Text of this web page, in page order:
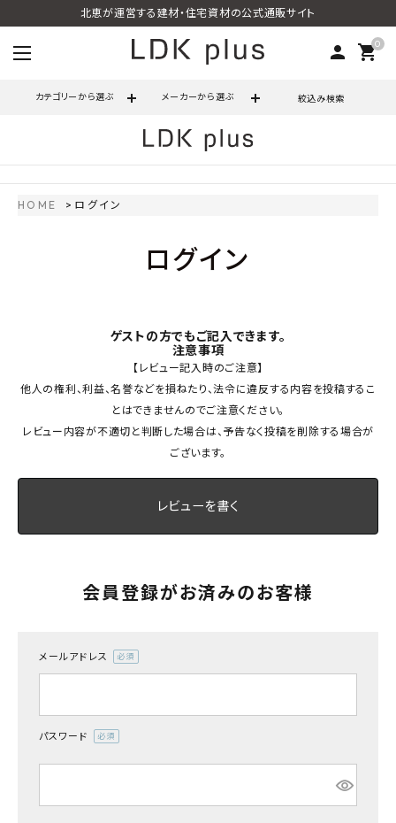
北恵が運営する建材・住宅資材の公式通販サイト
person 0
shopping_cart
カテゴリーから選ぶ メーカーから選ぶ 絞込み検索
営業時間 - 10:00～17:00（定休日 - 土日祝）
person 会員登録
FAX注文はこちらから
よくあるご質問
メルマガ登録
HOME ログイン
ログイン
ゲストの方でもご記入できます。
注意事項
【レビュー記入時のご注意】
他人の権利、利益、名誉などを損ねたり、法令に違反する内容を投稿するこ
とはできませんのでご注意ください。
レビュー内容が不適切と判断した場合は、予告なく投稿を削除する場合が
ございます。
レビューを書く
会員登録がお済みのお客様
メールアドレス
パスワード
須)